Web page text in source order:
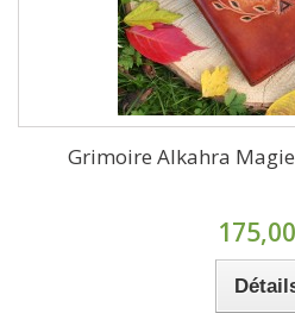
Grimoire Alkahra Magie